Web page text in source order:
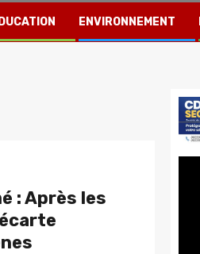
ENVIRONNEMENT
: Après les